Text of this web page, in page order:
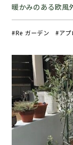
暖かみのある欧風
Re ガーデン ア